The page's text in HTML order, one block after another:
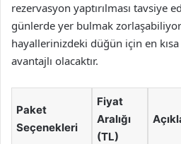
rezervasyon yaptırılması tavsiye
günlerde yer bulmak
hayallerinizdeki düğün için en
avantajlı olacaktır.
Paket
Seçenekleri
Fiyat
Aralığı
(TL)